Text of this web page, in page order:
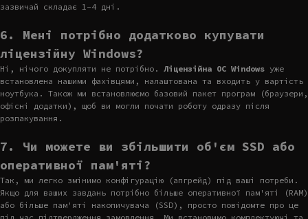
зазвичай складає 1-4 дні.
6. Мені потрібно додатково купувати
ліцензійну Windows?
Ні, нічого докупляти не потрібно. Ліцензійна ОС Windows уже
встановлена нашими фахівцями, налаштована та входить у вартість
ноутбука. Також ми встановлюємо базовий пакет програм (браузери,
офісні додатки), щоб ви могли почати роботу одразу після
розпакування.
7. Чи можете ви збільшити об'єм SSD або
оперативної пам'яті?
Так, ми легко змінимо конфігурацію (апгрейд) під ваші потреби.
Якщо для ваших завдань потрібно більше оперативної пам'яті (RAM)
або більше пам'яті накопичувача (SSD), просто повідомте про це